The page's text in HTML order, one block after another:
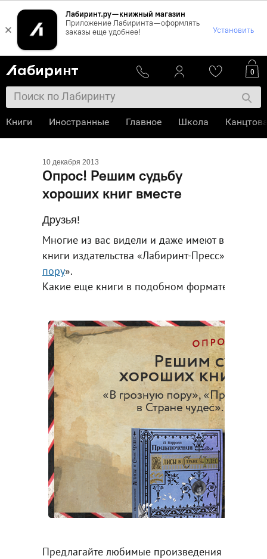
×
Лабиринт.ру — книжный магазин
Приложение Лабиринта — оформлять
заказы еще удобнее!
Установить
10 декабря 2013
Опрос! Решим судьбу
хороших книг вместе
Друзья!
Многие из вас видели и даже имеют в
книги издательства «Лабиринт-Пресс»: «
пору».
Какие еще книги в подобном формате вы
Предлагайте любимые произведения и
0
Книги Иностранные Главное Школа